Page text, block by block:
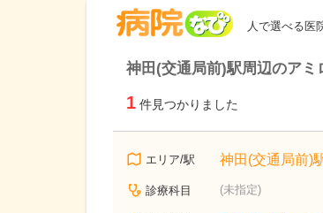
人で選べる医
神田(交通局前)駅周辺のア
1 件見つかりました
エリア/駅 神田(交通局前)
診療科目 (未指定)